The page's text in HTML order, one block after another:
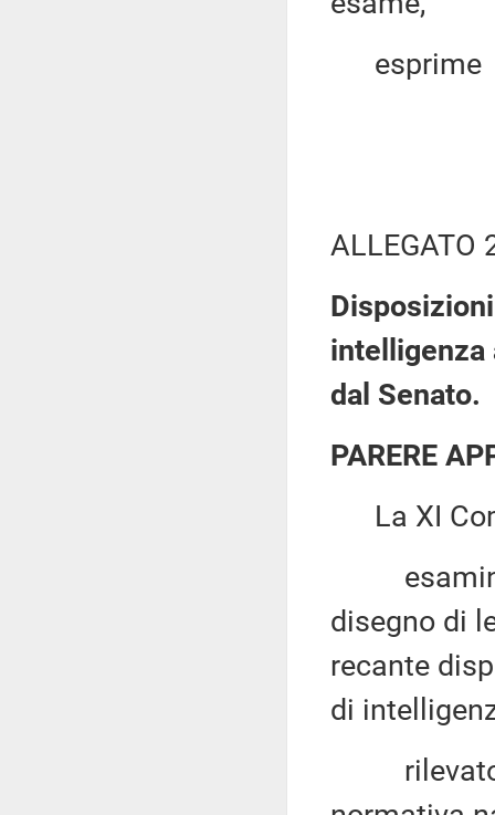
esprime
ALLEGATO
intelligenza
dal Senato.
PARERE
La XI
disegno di
recante
di
rilevato